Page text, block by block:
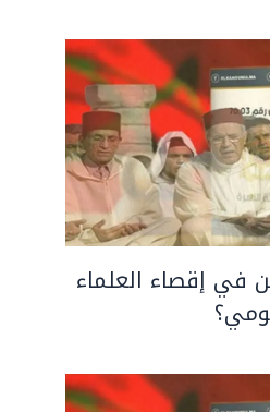
في إقصاء العلماء